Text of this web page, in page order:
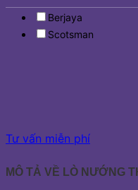
Berjaya
Scotsman
Tư vấn miễn phí
MÔ TẢ VỀ LÒ NƯỚNG